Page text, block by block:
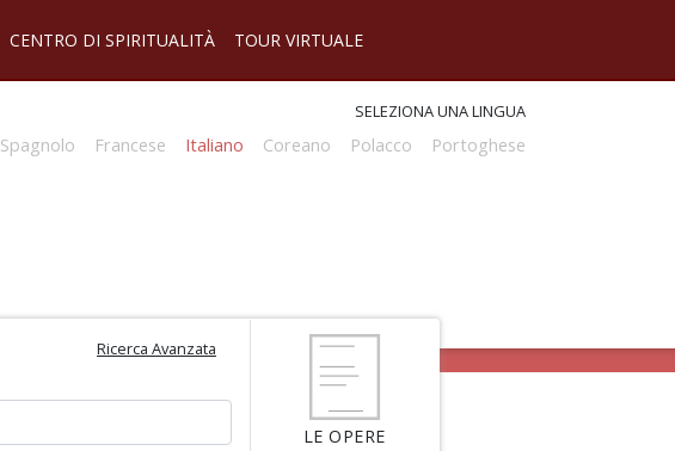
CENTRO DI SPIRITUALITÀ TOUR VIRTUALE
SELEZIONA UNA LINGUA
Spagnolo Francese Italiano Coreano Polacco Portoghese
Ricerca Avanzata
LE OPERE